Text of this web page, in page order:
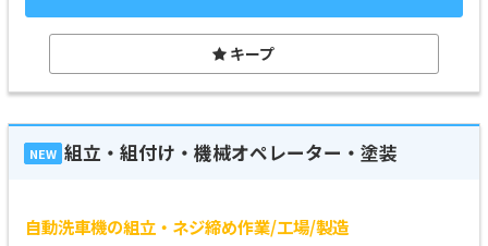
キープ
NEW 組立・組付け・機械オペレーター・塗装
自動洗車機の組立・ネジ締め作業/工場/製造